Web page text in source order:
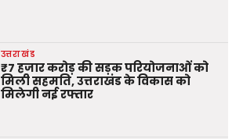
उत्तराखंड
₹7 हजार करोड़ की सड़क परियोजनाओं को
मिली सहमति, उत्तराखंड के विकास को
मिलेगी नई रफ्तार